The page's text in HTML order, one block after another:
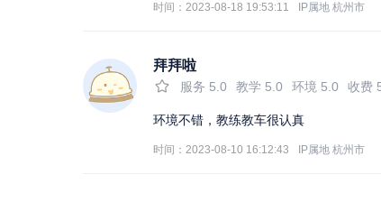
时间：2023-08-18 19:53:11 IP属地 杭州市
拜拜啦
服务 5.0 教学 5.0 环境 5.0 收费
环境不错，教练教车很认真
时间：2023-08-10 16:12:43 IP属地 杭州市